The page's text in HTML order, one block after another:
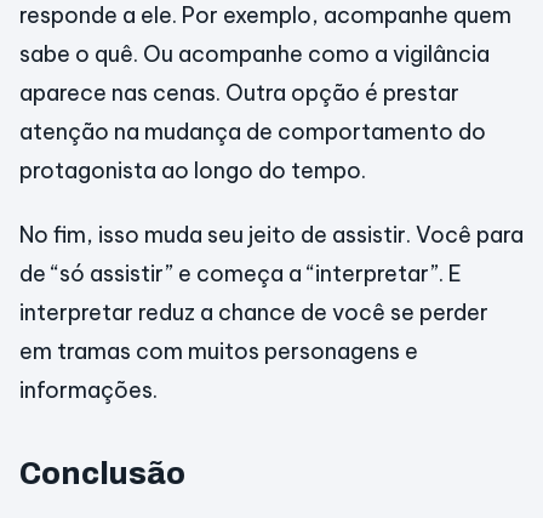
responde a ele. Por exemplo, acompanhe quem
sabe o quê. Ou acompanhe como a vigilância
aparece nas cenas. Outra opção é prestar
atenção na mudança de comportamento do
protagonista ao longo do tempo.
No fim, isso muda seu jeito de assistir. Você para
de “só assistir” e começa a “interpretar”. E
interpretar reduz a chance de você se perder
em tramas com muitos personagens e
informações.
Conclusão